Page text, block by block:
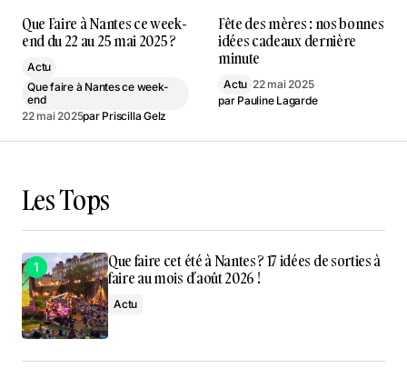
Que Faire à Nantes ce week-
end du 22 au 25 mai 2025 ?
Actu
Que faire à Nantes ce week-
end
22 mai 2025par Priscilla Gelz
Fête des mères : nos bonnes
idées cadeaux dernière
minute
Actu 22 mai 2025
par Pauline Lagarde
Les Tops
Que faire cet été à Nantes ? 17 idées de sorties à
faire au mois d’août 2026 !
Actu